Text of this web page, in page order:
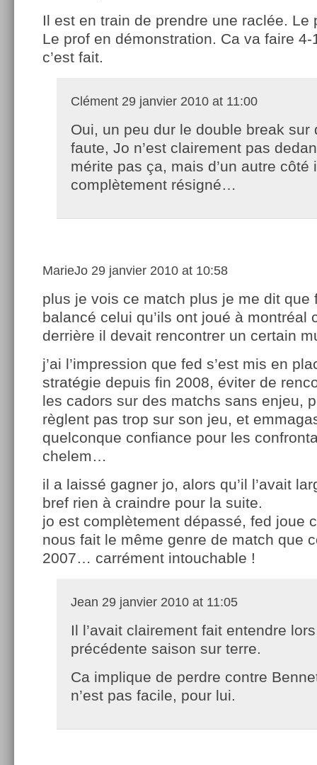
Il est en train de prendre une raclée.
Le prof en démonstration. Ca va faire 4-
c’est fait.
Clément 29 janvier 2010 at 11:00
Oui, un peu dur le double break sur
faute, Jo n’est clairement pas
mérite pas ça, mais d’un autre côté
complètement résigné…
MarieJo 29 janvier 2010 at 10:58
plus je vois ce match plus je me dit que
balancé celui qu’ils ont joué à montréal
derrière il devait rencontrer un certain
j’ai l’impression que fed s’est mis en
stratégie depuis fin 2008, éviter de
les cadors sur des matchs sans enjeu,
règlent pas trop sur son jeu, et
quelconque confiance pour les
chelem…
il a laissé gagner jo, alors qu’il l’avait
bref rien à craindre pour la suite.
jo est complètement dépassé, fed joue
nous fait le même genre de match que
2007… carrément intouchable !
Jean 29 janvier 2010 at 11:05
Il l’avait clairement fait entendre
précédente saison sur terre.
Ca implique de perdre contre
n’est pas facile, pour lui.